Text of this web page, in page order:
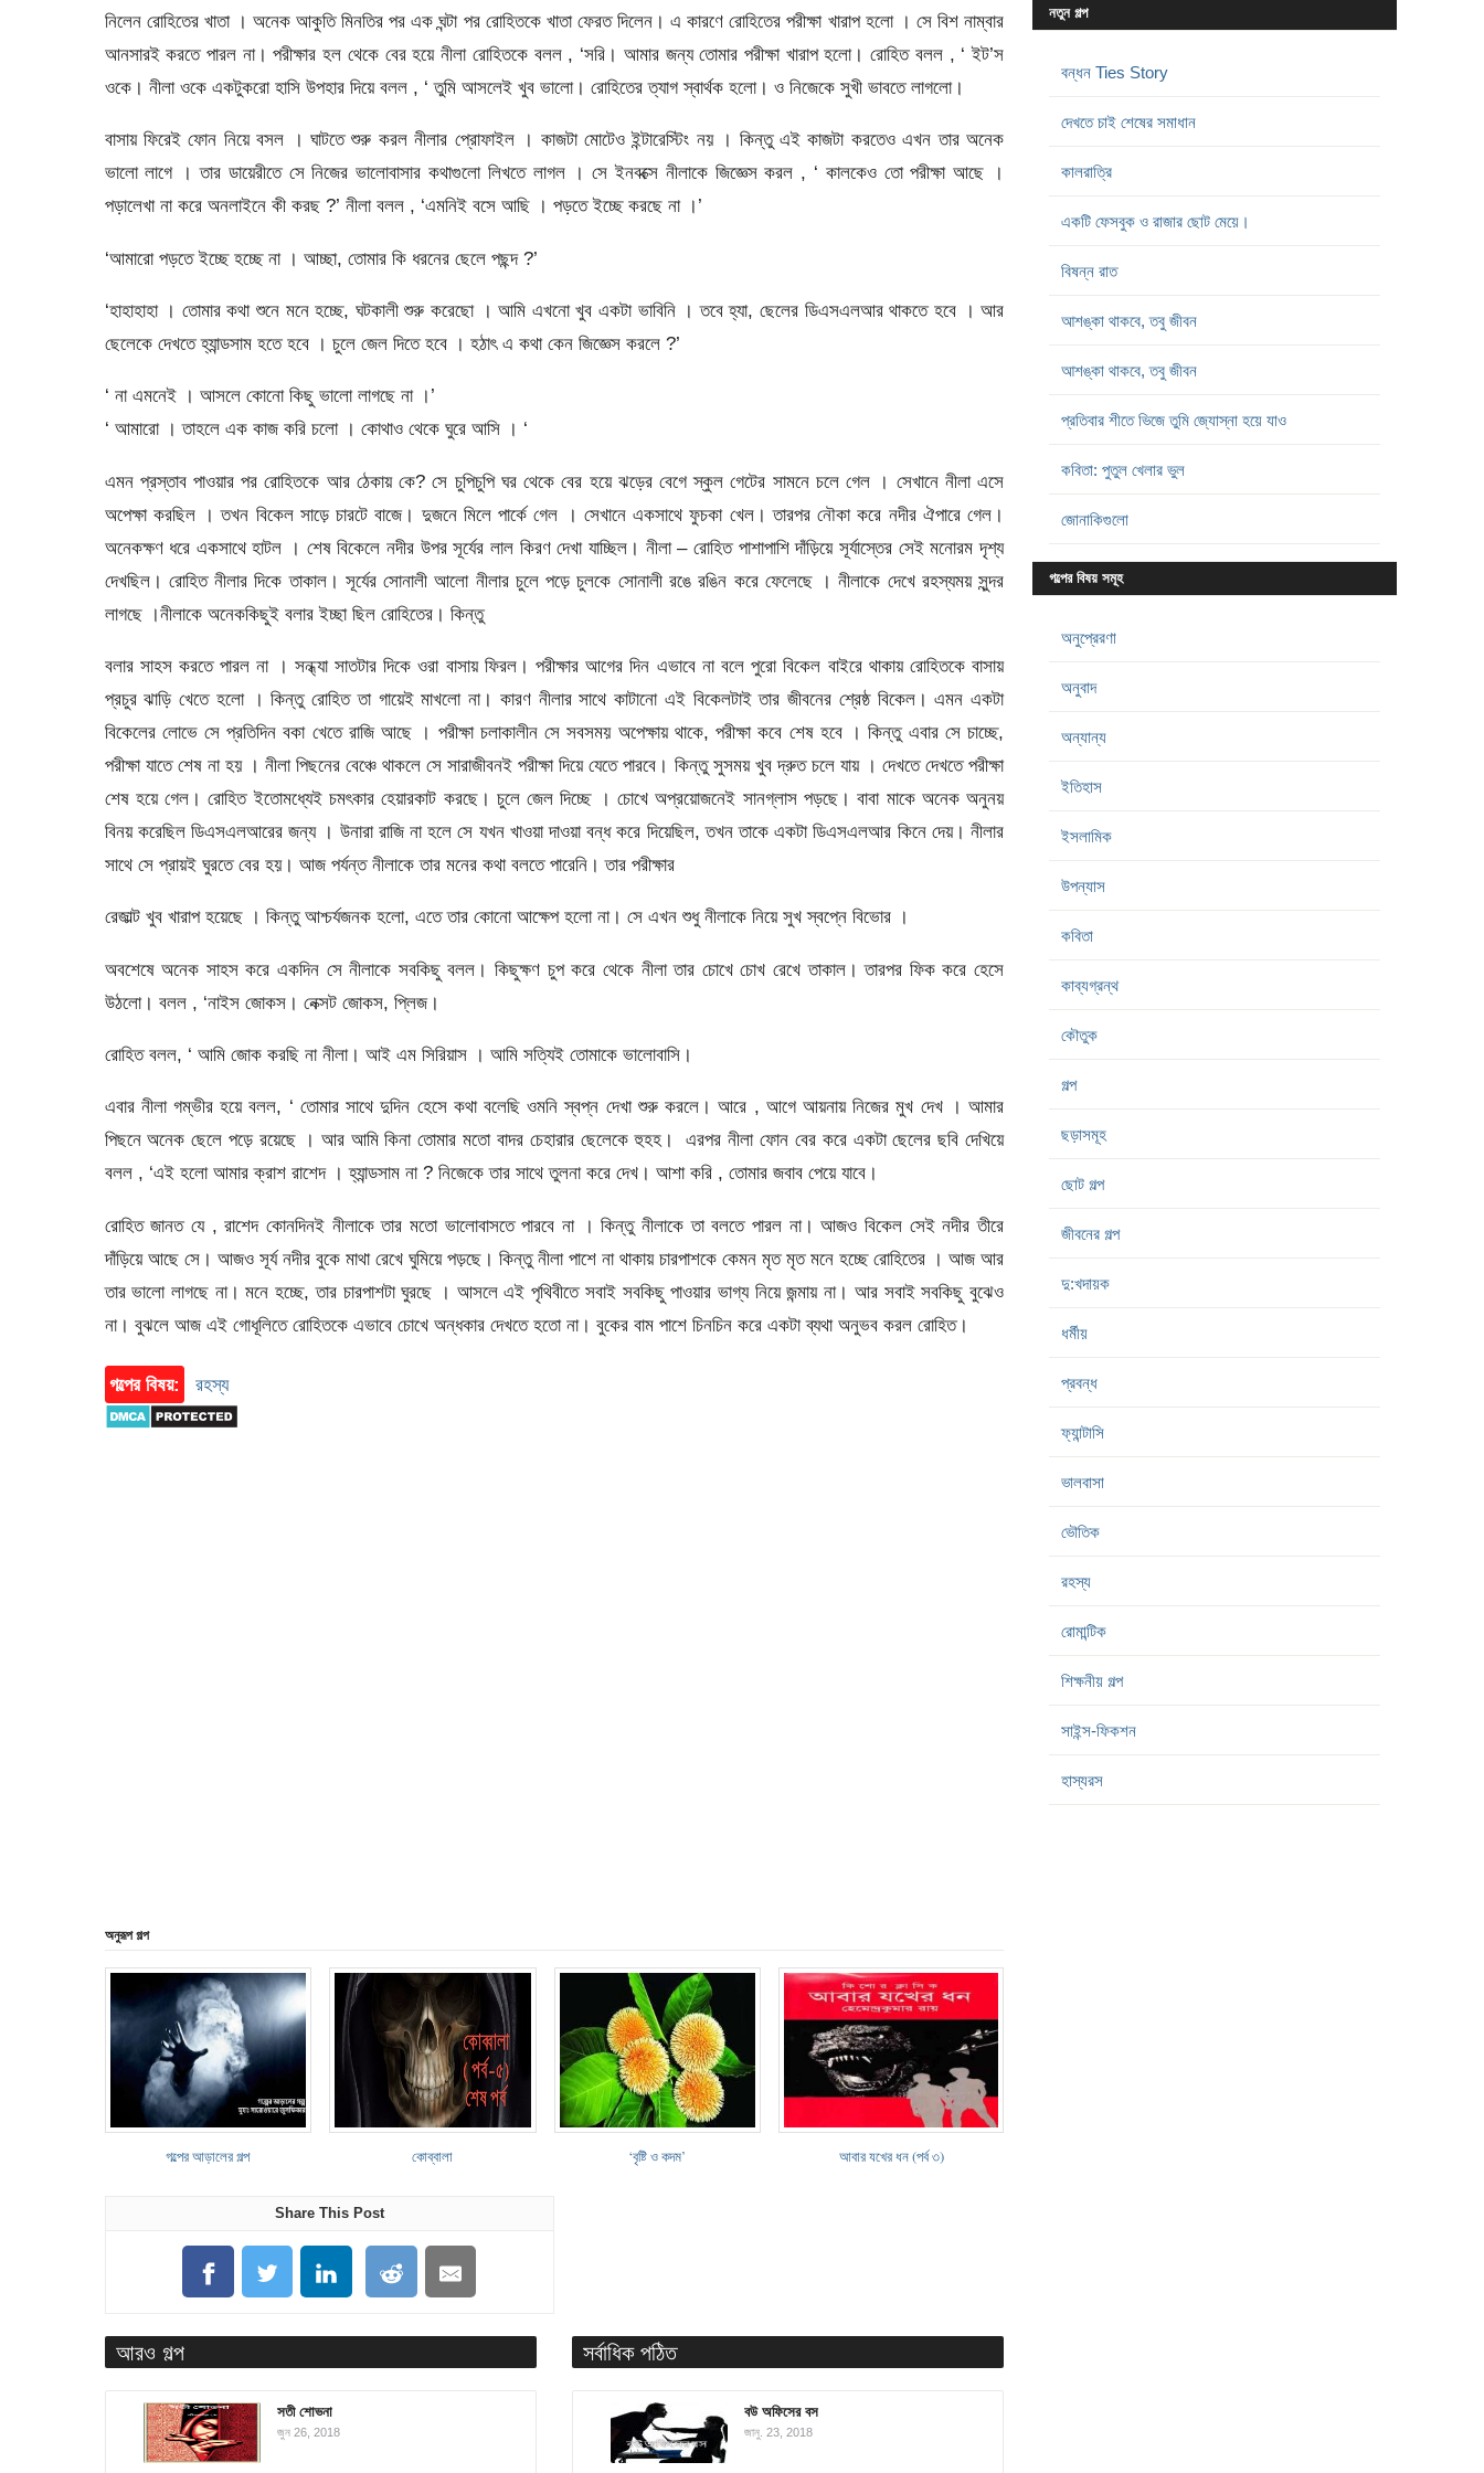
নিলেন রোহিতের খাতা । অনেক আকুতি মিনতির পর এক ঘন্টা পর রোহিতকে খাতা ফেরত দিলেন। এ কারণে রোহিতের পরীক্ষা খারাপ হলো । সে বিশ নাম্বার
আনসারই করতে পারল না। পরীক্ষার হল থেকে বের হয়ে নীলা রোহিতকে বলল , ‘সরি। আমার জন্য তোমার পরীক্ষা খারাপ হলো। রোহিত বলল , ‘ ইট’স
ওকে। নীলা ওকে একটুকরো হাসি উপহার দিয়ে বলল , ‘ তুমি আসলেই খুব ভালো। রোহিতের ত্যাগ স্বার্থক হলো। ও নিজেকে সুখী ভাবতে লাগলো।
বাসায় ফিরেই ফোন নিয়ে বসল । ঘাটতে শুরু করল নীলার প্রোফাইল । কাজটা মোটেও ইন্টারেস্টিং নয় । কিন্তু এই কাজটা করতেও এখন তার অনেক
ভালো লাগে । তার ডায়েরীতে সে নিজের ভালোবাসার কথাগুলো লিখতে লাগল । সে ইনবক্সে নীলাকে জিজ্ঞেস করল , ‘ কালকেও তো পরীক্ষা আছে ।
পড়ালেখা না করে অনলাইনে কী করছ ?’ নীলা বলল , ‘এমনিই বসে আছি । পড়তে ইচ্ছে করছে না ।’
‘আমারো পড়তে ইচ্ছে হচ্ছে না । আচ্ছা, তোমার কি ধরনের ছেলে পছন্দ ?’
‘হাহাহাহা । তোমার কথা শুনে মনে হচ্ছে, ঘটকালী শুরু করেছো । আমি এখনো খুব একটা ভাবিনি । তবে হ্যা, ছেলের ডিএসএলআর থাকতে হবে । আর
ছেলেকে দেখতে হ্যান্ডসাম হতে হবে । চুলে জেল দিতে হবে । হঠাৎ এ কথা কেন জিজ্ঞেস করলে ?’
‘ না এমনেই । আসলে কোনো কিছু ভালো লাগছে না ।’
‘ আমারো । তাহলে এক কাজ করি চলো । কোথাও থেকে ঘুরে আসি । ‘
এমন প্রস্তাব পাওয়ার পর রোহিতকে আর ঠেকায় কে? সে চুপিচুপি ঘর থেকে বের হয়ে ঝড়ের বেগে স্কুল গেটের সামনে চলে গেল । সেখানে নীলা এসে
অপেক্ষা করছিল । তখন বিকেল সাড়ে চারটে বাজে। দুজনে মিলে পার্কে গেল । সেখানে একসাথে ফুচকা খেল। তারপর নৌকা করে নদীর ঐপারে গেল।
অনেকক্ষণ ধরে একসাথে হাটল । শেষ বিকেলে নদীর উপর সূর্যের লাল কিরণ দেখা যাচ্ছিল। নীলা – রোহিত পাশাপাশি দাঁড়িয়ে সূর্যাস্তের সেই মনোরম দৃশ্য
দেখছিল। রোহিত নীলার দিকে তাকাল। সূর্যের সোনালী আলো নীলার চুলে পড়ে চুলকে সোনালী রঙে রঙিন করে ফেলেছে । নীলাকে দেখে রহস্যময় সুন্দর
লাগছে ।নীলাকে অনেককিছুই বলার ইচ্ছা ছিল রোহিতের। কিন্তু
বলার সাহস করতে পারল না । সন্ধ্যা সাতটার দিকে ওরা বাসায় ফিরল। পরীক্ষার আগের দিন এভাবে না বলে পুরো বিকেল বাইরে থাকায় রোহিতকে বাসায়
প্রচুর ঝাড়ি খেতে হলো । কিন্তু রোহিত তা গায়েই মাখলো না। কারণ নীলার সাথে কাটানো এই বিকেলটাই তার জীবনের শ্রেষ্ঠ বিকেল। এমন একটা
বিকেলের লোভে সে প্রতিদিন বকা খেতে রাজি আছে । পরীক্ষা চলাকালীন সে সবসময় অপেক্ষায় থাকে, পরীক্ষা কবে শেষ হবে । কিন্তু এবার সে চাচ্ছে,
পরীক্ষা যাতে শেষ না হয় । নীলা পিছনের বেঞ্চে থাকলে সে সারাজীবনই পরীক্ষা দিয়ে যেতে পারবে। কিন্তু সুসময় খুব দ্রুত চলে যায় । দেখতে দেখতে পরীক্ষা
শেষ হয়ে গেল। রোহিত ইতোমধ্যেই চমৎকার হেয়ারকাট করছে। চুলে জেল দিচ্ছে । চোখে অপ্রয়োজনেই সানগ্লাস পড়ছে। বাবা মাকে অনেক অনুনয়
বিনয় করেছিল ডিএসএলআরের জন্য । উনারা রাজি না হলে সে যখন খাওয়া দাওয়া বন্ধ করে দিয়েছিল, তখন তাকে একটা ডিএসএলআর কিনে দেয়। নীলার
সাথে সে প্রায়ই ঘুরতে বের হয়। আজ পর্যন্ত নীলাকে তার মনের কথা বলতে পারেনি। তার পরীক্ষার
রেজাল্ট খুব খারাপ হয়েছে । কিন্তু আশ্চর্যজনক হলো, এতে তার কোনো আক্ষেপ হলো না। সে এখন শুধু নীলাকে নিয়ে সুখ স্বপ্নে বিভোর ।
অবশেষে অনেক সাহস করে একদিন সে নীলাকে সবকিছু বলল। কিছুক্ষণ চুপ করে থেকে নীলা তার চোখে চোখ রেখে তাকাল। তারপর ফিক করে হেসে
উঠলো। বলল , ‘নাইস জোকস। নেক্সট জোকস, প্লিজ।
রোহিত বলল, ‘ আমি জোক করছি না নীলা। আই এম সিরিয়াস । আমি সত্যিই তোমাকে ভালোবাসি।
এবার নীলা গম্ভীর হয়ে বলল, ‘ তোমার সাথে দুদিন হেসে কথা বলেছি ওমনি স্বপ্ন দেখা শুরু করলে। আরে , আগে আয়নায় নিজের মুখ দেখ । আমার
পিছনে অনেক ছেলে পড়ে রয়েছে । আর আমি কিনা তোমার মতো বাদর চেহারার ছেলেকে হুহহ। এরপর নীলা ফোন বের করে একটা ছেলের ছবি দেখিয়ে
বলল , ‘এই হলো আমার ক্রাশ রাশেদ । হ্যান্ডসাম না ? নিজেকে তার সাথে তুলনা করে দেখ। আশা করি , তোমার জবাব পেয়ে যাবে।
রোহিত জানত যে , রাশেদ কোনদিনই নীলাকে তার মতো ভালোবাসতে পারবে না । কিন্তু নীলাকে তা বলতে পারল না। আজও বিকেল সেই নদীর তীরে
দাঁড়িয়ে আছে সে। আজও সূর্য নদীর বুকে মাথা রেখে ঘুমিয়ে পড়ছে। কিন্তু নীলা পাশে না থাকায় চারপাশকে কেমন মৃত মৃত মনে হচ্ছে রোহিতের । আজ আর
তার ভালো লাগছে না। মনে হচ্ছে, তার চারপাশটা ঘুরছে । আসলে এই পৃথিবীতে সবাই সবকিছু পাওয়ার ভাগ্য নিয়ে জন্মায় না। আর সবাই সবকিছু বুঝেও
না। বুঝলে আজ এই গোধূলিতে রোহিতকে এভাবে চোখে অন্ধকার দেখতে হতো না। বুকের বাম পাশে চিনচিন করে একটা ব্যথা অনুভব করল রোহিত।
গল্পের বিষয়: রহস্য
অনুরূপ গল্প
গল্পের আড়ালের গল্প কোব্বালা ‘বৃষ্টি ও কদম’ আবার যখের ধন (পর্ব ৩)
Share This Post
আরও গল্প
সতী শোভনা
জুন 26, 2018
সর্বাধিক পঠিত
বউ অফিসের বস
জানু. 23, 2018
নতুন গল্প
বন্ধন Ties Story
দেখতে চাই শেষের সমাধান
কালরাত্রি
একটি ফেসবুক ও রাজার ছোট মেয়ে।
বিষন্ন রাত
আশঙ্কা থাকবে, তবু জীবন
আশঙ্কা থাকবে, তবু জীবন
প্রতিবার শীতে ভিজে তুমি জ্যোস্না হয়ে যাও
কবিতা: পুতুল খেলার ভুল
জোনাকিগুলো
গল্পের বিষয় সমূহ
অনুপ্রেরণা
অনুবাদ
অন্যান্য
ইতিহাস
ইসলামিক
উপন্যাস
কবিতা
কাব্যগ্রন্থ
কৌতুক
গল্প
ছড়াসমূহ
ছোট গল্প
জীবনের গল্প
দু:খদায়ক
ধর্মীয়
প্রবন্ধ
ফ্যান্টাসি
ভালবাসা
ভৌতিক
রহস্য
রোমান্টিক
শিক্ষনীয় গল্প
সাইন্স-ফিকশন
হাস্যরস